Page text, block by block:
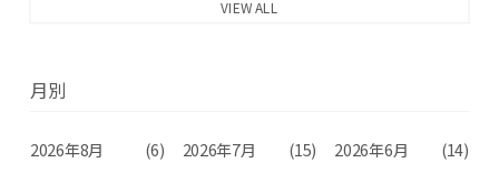
VIEW ALL
月別
2026年8月 (6) 2026年7月 (15) 2026年6月 (14)